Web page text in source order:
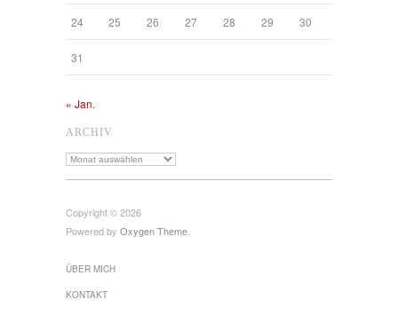
24 25 26 27 28 29 30
31
« Jan.
ARCHIV
Archiv
Copyright © 2026
Powered by Oxygen Theme
ÜBER MICH
KONTAKT